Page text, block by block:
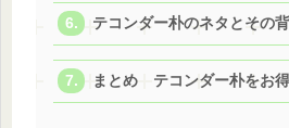
テコンダー朴のネタとその
まとめ テコンダー朴をお